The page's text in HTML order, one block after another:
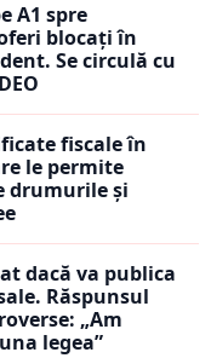
A1 spre
blocați în
Se circulă cu
fiscale în
le permite
drumurile și
dacă va publica
Răspunsul
„Am
legea”